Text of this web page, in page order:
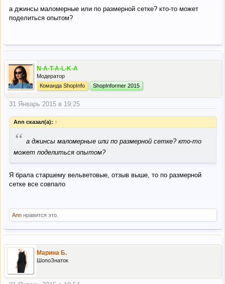
а джинсы маломерные или по размерной сетке? кто-то может
поделиться опытом?
N-A-T-A-L-K-A
Модератор
Команда ShopInfo
ShopInformer 2015
31 Январь 2015 в 19:25
Ann сказал(а): ↑
“ а джинсы маломерные или по размерной сетке? кто-то
может поделиться опытом?
Я брала старшему вельветовые, отзыв выше, то по размерной
сетке все совпало
Ann нравится это.
Марина Б.
ШопоЗнаток